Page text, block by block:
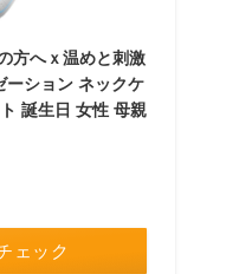
方へｘ温めと刺激
ーション ネックケ
誕生日 女性 母親
ェック